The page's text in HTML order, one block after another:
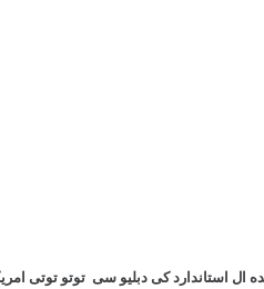
ال استاندارد کی دبلیو سی توتو توتی